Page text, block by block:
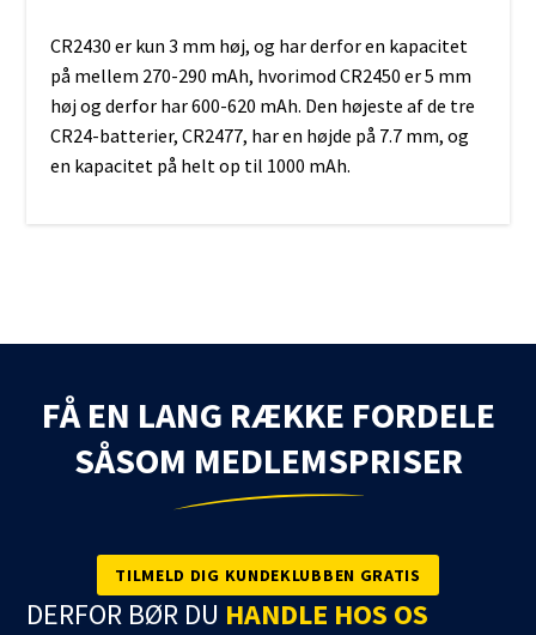
CR2430 er kun 3 mm høj, og har derfor en kapacitet
på mellem 270-290 mAh, hvorimod CR2450 er 5 mm
høj og derfor har 600-620 mAh. Den højeste af de tre
CR24-batterier, CR2477, har en højde på 7.7 mm, og
en kapacitet på helt op til 1000 mAh.
FÅ EN LANG RÆKKE FORDELE
SÅSOM MEDLEMSPRISER
TILMELD DIG KUNDEKLUBBEN GRATIS
DERFOR BØR DU HANDLE HOS OS